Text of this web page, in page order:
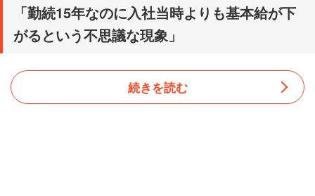
「勤続15年なのに入社当時よりも基本給が下
がるという不思議な現象」
続きを読む